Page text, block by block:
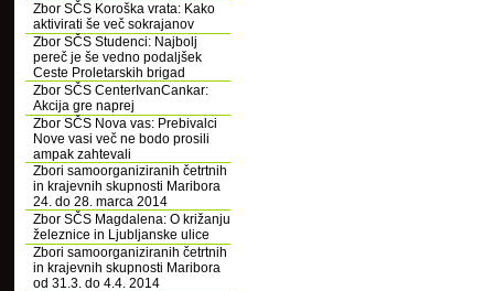
Zbor SČS Koroška vrata: Kako
aktivirati še več sokrajanov
Zbor SČS Studenci: Najbolj
pereč je še vedno podaljšek
Ceste Proletarskih brigad
Zbor SČS CenterIvanCankar:
Akcija gre naprej
Zbor SČS Nova vas: Prebivalci
Nove vasi več ne bodo prosili
ampak zahtevali
Zbori samoorganiziranih četrtnih
in krajevnih skupnosti Maribora
24. do 28. marca 2014
Zbor SČS Magdalena: O križanju
železnice in Ljubljanske ulice
Zbori samoorganiziranih četrtnih
in krajevnih skupnosti Maribora
od 31.3. do 4.4. 2014